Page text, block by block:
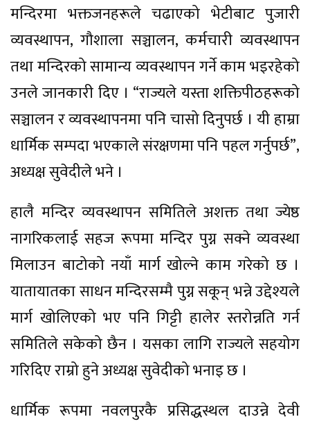
मन्दिरमा भक्तजनहरूले चढाएको भेटीबाट पुजारी
व्यवस्थापन, गौशाला सञ्चालन, कर्मचारी व्यवस्थापन
तथा मन्दिरको सामान्य व्यवस्थापन गर्ने काम भइरहेको
उनले जानकारी दिए । “राज्यले यस्ता शक्तिपीठहरूको
सञ्चालन र व्यवस्थापनमा पनि चासो दिनुपर्छ । यी हाम्रा
धार्मिक सम्पदा भएकाले संरक्षणमा पनि पहल गर्नुपर्छ”,
अध्यक्ष सुवेदीले भने ।
हालै मन्दिर व्यवस्थापन समितिले अशक्त तथा ज्येष्ठ
नागरिकलाई सहज रूपमा मन्दिर पुग्न सक्ने व्यवस्था
मिलाउन बाटोको नयाँ मार्ग खोल्ने काम गरेको छ ।
यातायातका साधन मन्दिरसम्मै पुग्न सकून् भन्ने उद्देश्यले
मार्ग खोलिएको भए पनि गिट्टी हालेर स्तरोन्नति गर्न
समितिले सकेको छैन । यसका लागि राज्यले सहयोग
गरिदिए राम्रो हुने अध्यक्ष सुवेदीको भनाइ छ ।
धार्मिक रूपमा नवलपुरकै प्रसिद्धस्थल दाउन्ने देवी